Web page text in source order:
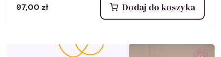
97,00 zł Dodaj do koszyka